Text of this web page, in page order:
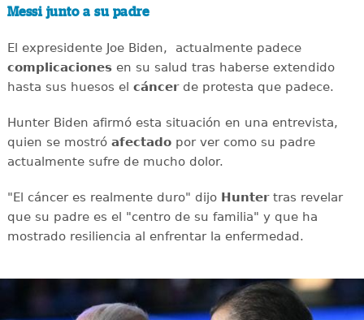
Messi junto a su padre
El expresidente Joe Biden, actualmente padece
complicacionesen su salud tras haberse extendido
hasta sus huesos el cáncerde protesta que padece.
Hunter Biden afirmó esta situación en una entrevista,
quien se mostró afectadopor ver como su padre
actualmente sufre de mucho dolor.
"El cáncer es realmente duro" dijo Huntertras revelar
que su padre es el "centro de su familia" y que ha
mostrado resiliencia al enfrentar la enfermedad.